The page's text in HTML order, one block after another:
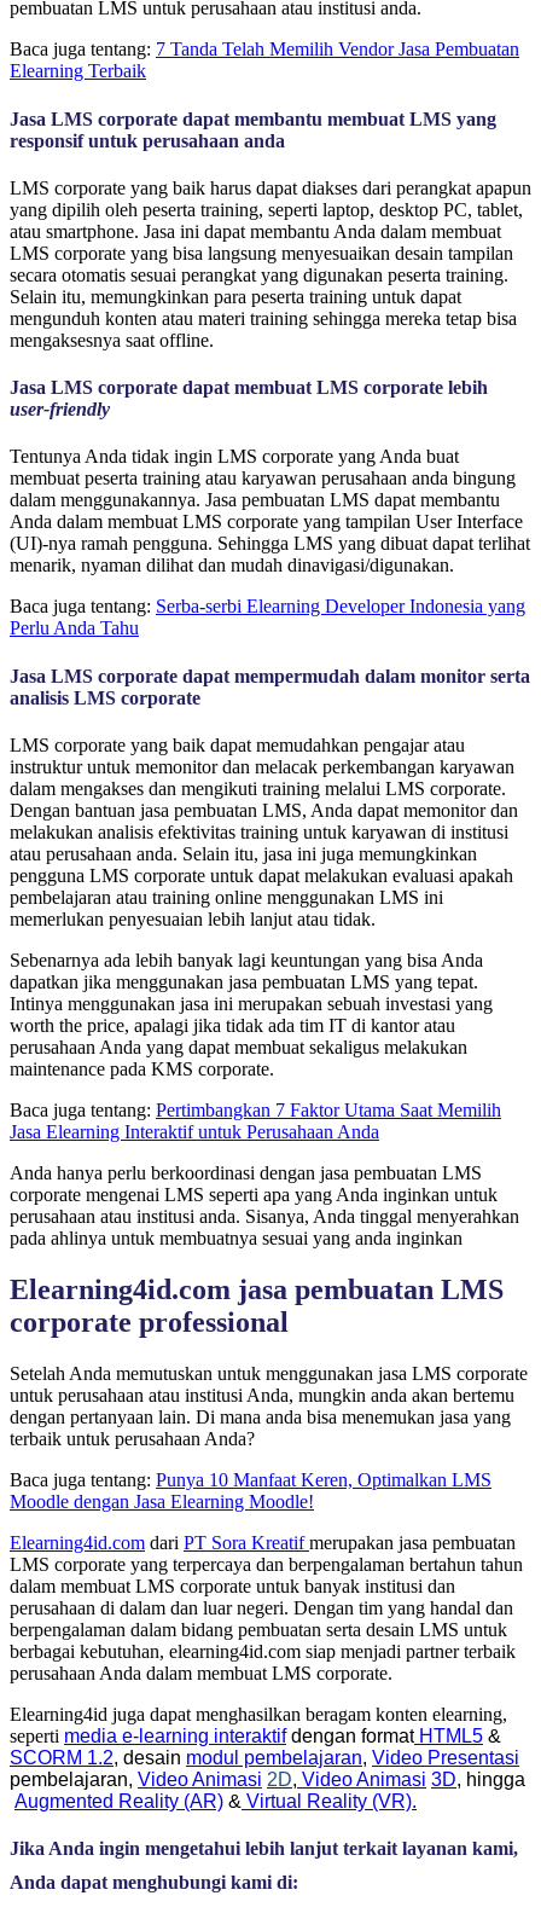
pembuatan LMS untuk perusahaan atau institusi anda.
Baca juga tentang: 7 Tanda Telah Memilih Vendor Jasa Pembuatan
Elearning Terbaik
Jasa LMS corporate dapat membantu membuat LMS yang
responsif untuk perusahaan anda
LMS corporate yang baik harus dapat diakses dari perangkat apapun
yang dipilih oleh peserta training, seperti laptop, desktop PC, tablet,
atau smartphone. Jasa ini dapat membantu Anda dalam membuat
LMS corporate yang bisa langsung menyesuaikan desain tampilan
secara otomatis sesuai perangkat yang digunakan peserta training.
Selain itu, memungkinkan para peserta training untuk dapat
mengunduh konten atau materi training sehingga mereka tetap bisa
mengaksesnya saat offline.
Jasa LMS corporate dapat membuat LMS corporate lebih
user-friendly
Tentunya Anda tidak ingin LMS corporate yang Anda buat
membuat peserta training atau karyawan perusahaan anda bingung
dalam menggunakannya. Jasa pembuatan LMS dapat membantu
Anda dalam membuat LMS corporate yang tampilan User Interface
(UI)-nya ramah pengguna. Sehingga LMS yang dibuat dapat terlihat
menarik, nyaman dilihat dan mudah dinavigasi/digunakan.
Baca juga tentang: Serba-serbi Elearning Developer Indonesia yang
Perlu Anda Tahu
Jasa LMS corporate dapat mempermudah dalam monitor serta
analisis LMS corporate
LMS corporate yang baik dapat memudahkan pengajar atau
instruktur untuk memonitor dan melacak perkembangan karyawan
dalam mengakses dan mengikuti training melalui LMS corporate.
Dengan bantuan jasa pembuatan LMS, Anda dapat memonitor dan
melakukan analisis efektivitas training untuk karyawan di institusi
atau perusahaan anda. Selain itu, jasa ini juga memungkinkan
pengguna LMS corporate untuk dapat melakukan evaluasi apakah
pembelajaran atau training online menggunakan LMS ini
memerlukan penyesuaian lebih lanjut atau tidak.
Sebenarnya ada lebih banyak lagi keuntungan yang bisa Anda
dapatkan jika menggunakan jasa pembuatan LMS yang tepat.
Intinya menggunakan jasa ini merupakan sebuah investasi yang
worth the price, apalagi jika tidak ada tim IT di kantor atau
perusahaan Anda yang dapat membuat sekaligus melakukan
maintenance pada KMS corporate.
Baca juga tentang: Pertimbangkan 7 Faktor Utama Saat Memilih
Jasa Elearning Interaktif untuk Perusahaan Anda
Anda hanya perlu berkoordinasi dengan jasa pembuatan LMS
corporate mengenai LMS seperti apa yang Anda inginkan untuk
perusahaan atau institusi anda. Sisanya, Anda tinggal menyerahkan
pada ahlinya untuk membuatnya sesuai yang anda inginkan
Elearning4id.com jasa pembuatan LMS
corporate professional
Setelah Anda memutuskan untuk menggunakan jasa LMS corporate
untuk perusahaan atau institusi Anda, mungkin anda akan bertemu
dengan pertanyaan lain. Di mana anda bisa menemukan jasa yang
terbaik untuk perusahaan Anda?
Baca juga tentang: Punya 10 Manfaat Keren, Optimalkan LMS
Moodle dengan Jasa Elearning Moodle!
Elearning4id.com dari PT Sora Kreatifmerupakan jasa pembuatan
LMS corporate yang terpercaya dan berpengalaman bertahun tahun
dalam membuat LMS corporate untuk banyak institusi dan
perusahaan di dalam dan luar negeri. Dengan tim yang handal dan
berpengalaman dalam bidang pembuatan serta desain LMS untuk
berbagai kebutuhan, elearning4id.com siap menjadi partner terbaik
perusahaan Anda dalam membuat LMS corporate.
Elearning4id juga dapat menghasilkan beragam konten elearning,
seperti media e-learning interaktifdengan format HTML5 &
SCORM 1.2, desain modul pembelajaran, Video Presentasi
pembelajaran, Video Animasi 2D, Video Animasi 3D, hingga
Augmented Reality (AR) & Virtual Reality (VR).
Jika Anda ingin mengetahui lebih lanjut terkait layanan kami,
Anda dapat menghubungi kami di: